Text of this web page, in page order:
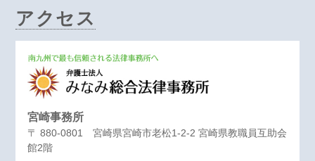
アクセス
宮崎事務所
〒 880-0801 宮崎県宮崎市老松1-2-2 宮崎県教職員互助会
館2階